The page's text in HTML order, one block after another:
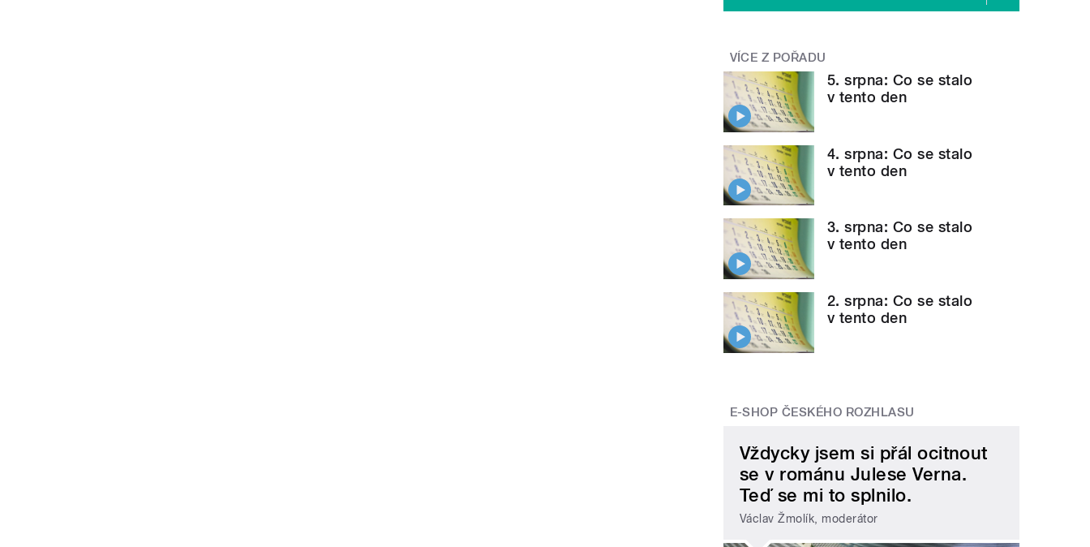
VÍCE Z POŘADU
5. srpna: Co se stalo
v tento den
4. srpna: Co se stalo
v tento den
3. srpna: Co se stalo
v tento den
2. srpna: Co se stalo
v tento den
E-SHOP ČESKÉHO ROZHLASU
Vždycky jsem si přál ocitnout
se v románu Julese Verna.
Teď se mi to splnilo.
Václav Žmolík, moderátor